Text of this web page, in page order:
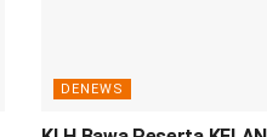
DENEWS